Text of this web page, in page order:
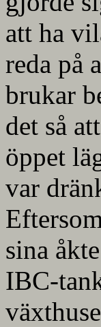
att ha
reda på
brukar
det så
öppet
var
sina
IBC-